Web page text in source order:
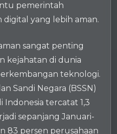
pemerintah
yang lebih aman.
sangat penting
kejahatan di dunia
teknologi.
Sandi Negara (BSSN)
tercatat 1,3
sepanjang Januari-
83 persen perusahaan